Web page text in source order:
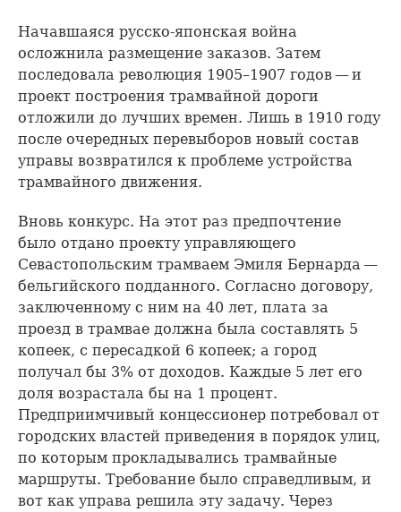
Начавшаяся русско-японская война
осложнила размещение заказов. Затем
последовала революция 1905–1907 годов — и
проект построения трамвайной дороги
отложили до лучших времен. Лишь в 1910 году
после очередных перевыборов новый состав
управы возвратился к проблеме устройства
трамвайного движения.
Вновь конкурс. На этот раз предпочтение
было отдано проекту управляющего
Севастопольским трамваем Эмиля Бернарда —
бельгийского подданного. Согласно договору,
заключенному с ним на 40 лет, плата за
проезд в трамвае должна была составлять 5
копеек, с пересадкой 6 копеек; а город
получал бы 3% от доходов. Каждые 5 лет его
доля возрастала бы на 1 процент.
Предприимчивый концессионер потребовал от
городских властей приведения в порядок улиц,
по которым прокладывались трамвайные
маршруты. Требование было справедливым, и
вот как управа решила эту задачу. Через